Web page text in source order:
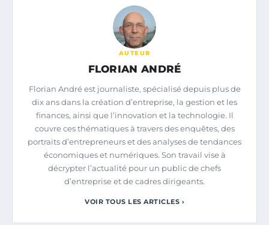
AUTEUR
FLORIAN ANDRÉ
Florian André est journaliste, spécialisé depuis plus de
dix ans dans la création d’entreprise, la gestion et les
finances, ainsi que l’innovation et la technologie. Il
couvre ces thématiques à travers des enquêtes, des
portraits d’entrepreneurs et des analyses de tendances
économiques et numériques. Son travail vise à
décrypter l’actualité pour un public de chefs
d’entreprise et de cadres dirigeants.
VOIR TOUS LES ARTICLES ›